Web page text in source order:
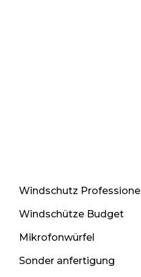
Windschutz Professionell
Windschütze Budget
Mikrofonwürfel
Sonder anfertigung